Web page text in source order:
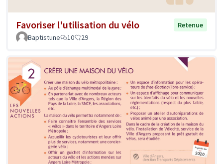
Favoriser l'utilisation du vélo
Retenue
Baptistune
10 29